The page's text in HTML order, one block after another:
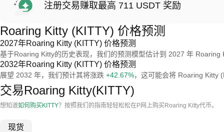
注册交易赚取最高 711 USDT 奖励
Roaring Kitty (KITTY) 价格预测
2027年Roaring Kitty (KITTY) 价格预测
基于Roaring Kitty的历史表现，我们的预测模型估计到 2027 年
2032年Roaring Kitty (KITTY) 价格预测
展望 2032 年，我们预计其将涨跌 +42.67%，这可能会将 Roaring Kitty
交易Roaring Kitty(KITTY)
想知道如何购买KITTY？按照我们的指南轻轻松松在P网上购买Roaring Kitty代币。
现货